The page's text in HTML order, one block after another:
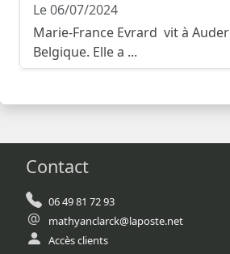
Le 06/07/2024
Marie-France Evrard vit à
Belgique. Elle a ...
Contact
06 49 81 72 93
mathyanclarck@laposte.net
Accès clients